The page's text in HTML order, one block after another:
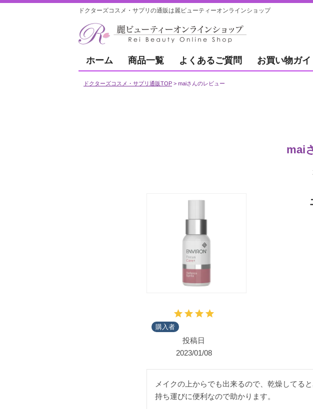
ドクターズコスメ・サプリの通販は麗ビューティーオンラインショップ
ホーム 商品一覧 よくあるご質問 お買い物ガイ
ドクターズコスメ・サプリ通販TOP maiさんのレビュー
mai
購入者
投稿日
2023/01/08
メイクの上からでも出来るので、乾燥してる
持ち運びに便利なので助かります。